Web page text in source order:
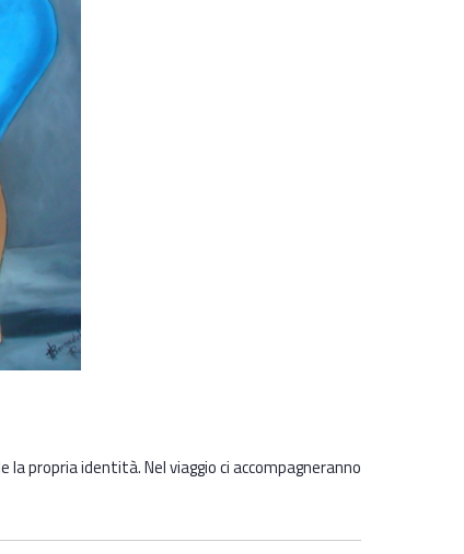
propria identità. Nel viaggio ci accompagneranno